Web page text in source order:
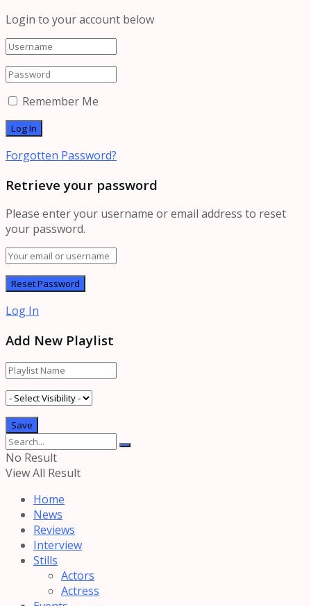
Login to your account below
Remember Me
Forgotten Password?
Retrieve your password
Please enter your username or email address to reset
your password.
Log In
Add New Playlist
No Result
View All Result
Home
News
Reviews
Interview
Stills
Actors
Actress